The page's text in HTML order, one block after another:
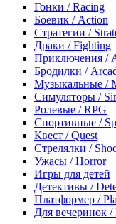
Гонки / Racing
Боевик / Action
Стратегии /
Драки / Fighting
Приключения /
Бродилки /
Музыкальные /
Симуляторы /
Ролевые / RPG
Спортивные /
Квест / Quest
Стрелялки /
Ужасы / Horror
Игры для детей
Детективы /
Платформер /
Для вечеринок /